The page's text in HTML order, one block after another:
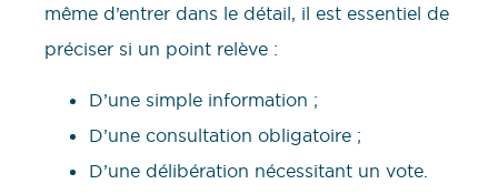
même d’entrer dans le détail, il est essentiel de
préciser si un point relève :
D’une simple information ;
D’une consultation obligatoire ;
D’une délibération nécessitant un vote.